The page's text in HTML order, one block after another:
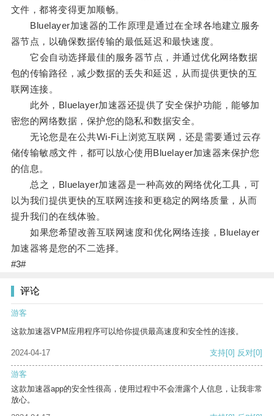
文件，都将变得更加顺畅。
Bluelayer加速器的工作原理是通过在全球各地建立服务
器节点，以确保数据传输的最低延迟和最快速度。
它会自动选择最佳的服务器节点，并通过优化网络数据
包的传输路径，减少数据的丢失和延迟，从而提供更快的互
联网连接。
此外，Bluelayer加速器还提供了安全保护功能，能够加
密您的网络数据，保护您的隐私和数据安全。
无论您是在公共Wi-Fi上浏览互联网，还是需要通过云存
储传输敏感文件，都可以放心使用Bluelayer加速器来保护您
的信息。
总之，Bluelayer加速器是一种高效的网络优化工具，可
以为我们提供更快的互联网连接和更稳定的网络质量，从而
提升我们的在线体验。
如果您希望改善互联网速度和优化网络连接，Bluelayer
加速器将是您的不二选择。
#3#
评论
游客
这款加速器VPM应用程序可以给你提供最高速度和安全性的连接。
2024-04-17 支持[0] 反对[0]
游客
这款加速器app的安全性很高，使用过程中不会泄露个人信息，让我非常
放心。